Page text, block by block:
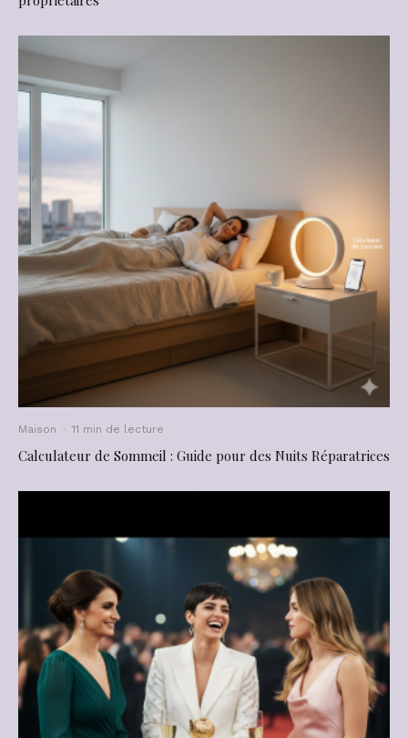
Maison · 11 min de lecture
Calculateur de Sommeil : Guide pour des Nuits Réparatrices